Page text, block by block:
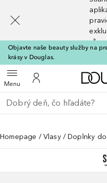
zľavy
Objavte naše beauty služby na
krásy v Douglas.
MenuOtvoriť menuDo môjho účtu
Choď späť
Vykonajte vyhľadávanie
Homepage Vlasy Doplnky